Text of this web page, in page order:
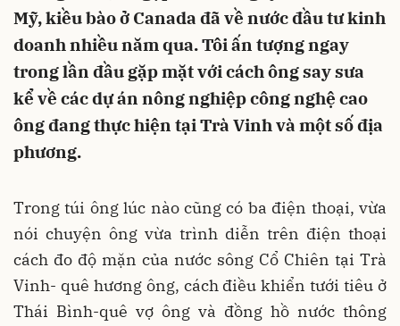
Mỹ, kiều bào ở Canada đã về nước đầu tư kinh
doanh nhiều năm qua. Tôi ấn tượng ngay
trong lần đầu gặp mặt với cách ông say sưa
kể về các dự án nông nghiệp công nghệ cao
ông đang thực hiện tại Trà Vinh và một số địa
phương.
Trong túi ông lúc nào cũng có ba điện thoại, vừa
nói chuyện ông vừa trình diễn trên điện thoại
cách đo độ mặn của nước sông Cổ Chiên tại Trà
Vinh- quê hương ông, cách điều khiển tưới tiêu ở
Thái Bình-quê vợ ông và đồng hồ nước thông